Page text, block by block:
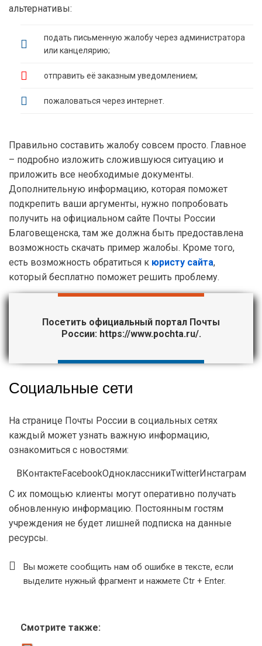
альтернативы:
подать письменную жалобу через администратора
или канцелярию;
отправить её заказным уведомлением;
пожаловаться через интернет.
Правильно составить жалобу совсем просто. Главное
– подробно изложить сложившуюся ситуацию и
приложить все необходимые документы.
Дополнительную информацию, которая поможет
подкрепить ваши аргументы, нужно попробовать
получить на официальном сайте Почты России
Благовещенска, там же должна быть предоставлена
возможность скачать пример жалобы. Кроме того,
есть возможность обратиться к юристу сайта,
который бесплатно поможет решить проблему.
Посетить официальный портал Почты
России: https://www.pochta.ru/.
Социальные сети
На странице Почты России в социальных сетях
каждый может узнать важную информацию,
ознакомиться с новостями:
ВКонтакте FacebookОдноклассникиTwitterИнстаграм
С их помощью клиенты могут оперативно получать
обновленную информацию. Постоянным гостям
учреждения не будет лишней подписка на данные
ресурсы.
Вы можете сообщить нам об ошибке в тексте, если
выделите нужный фрагмент и нажмете Ctr + Enter.
Смотрите также: